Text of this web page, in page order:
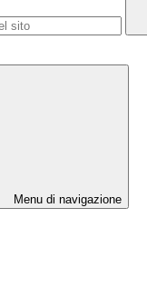
Menu di navigazione